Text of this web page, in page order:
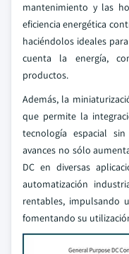
mantenimiento y las
eficiencia energética
haciéndolos ideales
cuenta la energía,
productos.
Además, la
que permite la
tecnología espacial
avances no sólo
DC en diversas
automatización
rentables, impulsando
fomentando su